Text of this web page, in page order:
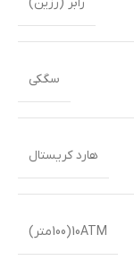
سگکی
هارد کریستال
10ATM(100متر)